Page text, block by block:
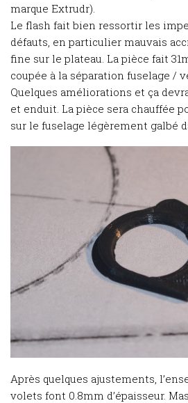
marque Extrudr).
Le flash fait bien ressortir les
défauts, en particulier mauvais
fine sur le plateau. La pièce fait
coupée à la séparation fuselage /
Quelques améliorations et ça
et enduit. La pièce sera chauffée
sur le fuselage légèrement galbé
Après quelques ajustements,
volets font 0.8mm d’épaisseur.